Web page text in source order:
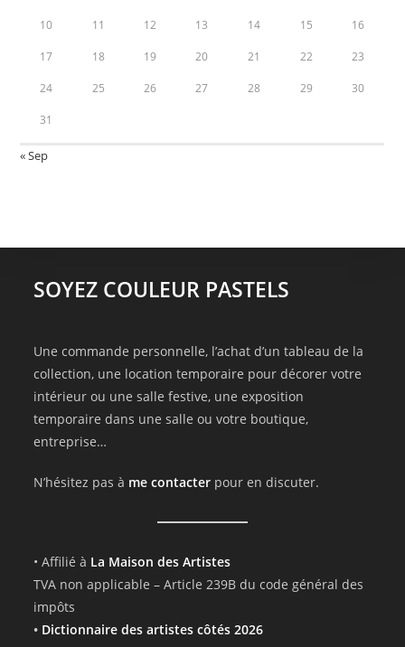
10 11 12 13 14 15 16
17 18 19 20 21 22 23
24 25 26 27 28 29 30
31
« Sep
SOYEZ COULEUR PASTELS
Une commande personnelle, l’achat d’un tableau de la
collection, une location temporaire pour décorer votre
intérieur ou une salle festive, une exposition
temporaire dans une salle ou votre boutique,
entreprise…
N’hésitez pas à me contacter pour en discuter.
• Affilié à La Maison des Artistes
TVA non applicable – Article 239B du code général des
impôts
• Dictionnaire des artistes côtés 2026